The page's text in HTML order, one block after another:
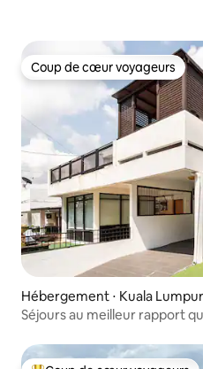
Coup de cœur voyageurs
Coup de cœur voyageurs
Hébergement ⋅ Kuala Lumpur
Séjours au meilleur rapport